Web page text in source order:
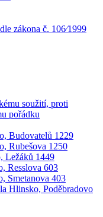
zákona č. 106⁄1999
soužití, proti
pořádku
Budovatelů 1229
Rubešova 1250
Ležáků 1449
Resslova 603
Smetanova 403
Hlinsko, Poděbradovo